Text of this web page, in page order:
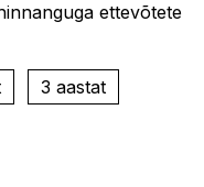
ettevõtete
3 aastat